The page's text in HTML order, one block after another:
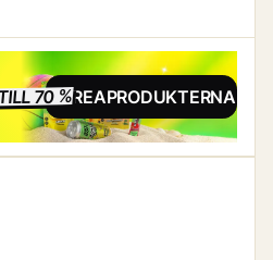
70 %REA
SE REAPRODUKTERNA